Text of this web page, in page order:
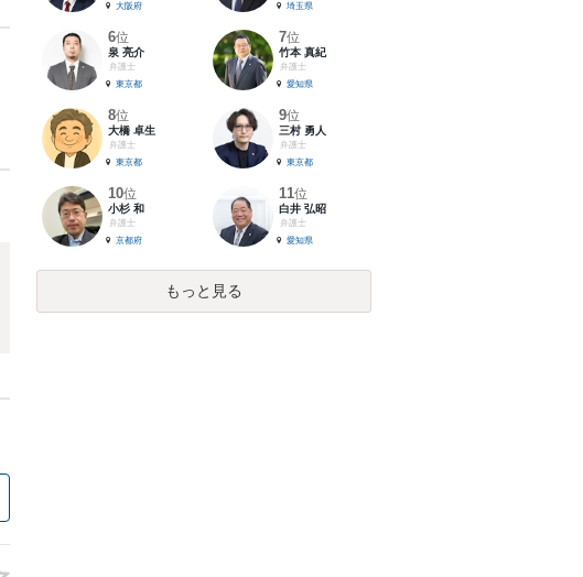
大阪府
埼玉県
6位
泉 亮介
弁護士
東京都
7位
竹本 真紀
弁護士
愛知県
8位
大橋 卓生
弁護士
東京都
9位
三村 勇人
弁護士
東京都
10位
小杉 和
弁護士
京都府
11位
白井 弘昭
弁護士
愛知県
もっと見る